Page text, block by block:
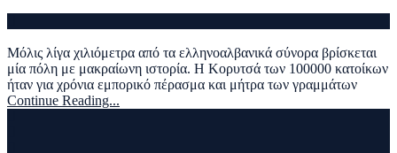
Μόλις λίγα χιλιόμετρα από τα ελληνοαλβανικά σύνορα βρίσκεται
μία πόλη με μακραίωνη ιστορία. Η Κορυτσά των 100000 κατοίκων
ήταν για χρόνια εμπορικό πέρασμα και μήτρα των γραμμάτων
Continue Reading...